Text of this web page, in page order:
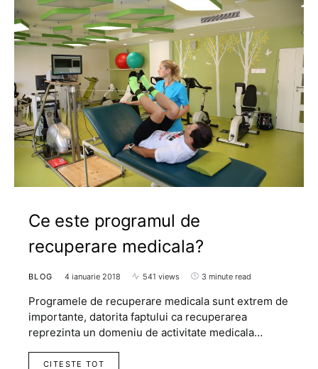
Ce este programul de
recuperare medicala?
BLOG 4 ianuarie 2018 541 views 3 minute read
Programele de recuperare medicala sunt extrem de
importante, datorita faptului ca recuperarea
reprezinta un domeniu de activitate medicala…
CITESTE TOT